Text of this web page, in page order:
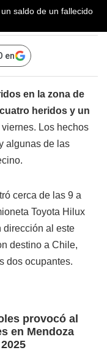
saldo de un fallecido
en
en la zona de
heridos y un
Los hechos
algunas de las
cerca de las 9 a
Toyota Hilux
dirección al este
destino a Chile,
dos ocupantes.
provocó al
en Mendoza